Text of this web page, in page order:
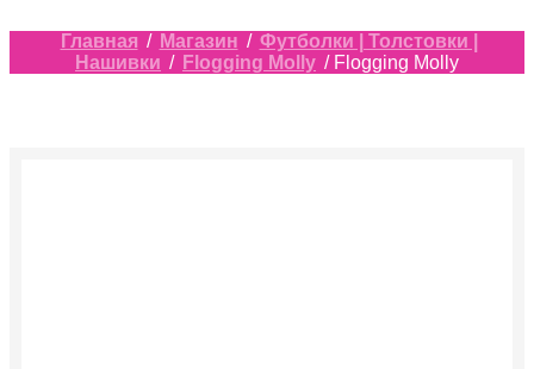
Главная / Магазин / Футболки | Толстовки |
Нашивки / Flogging Molly / Flogging Molly